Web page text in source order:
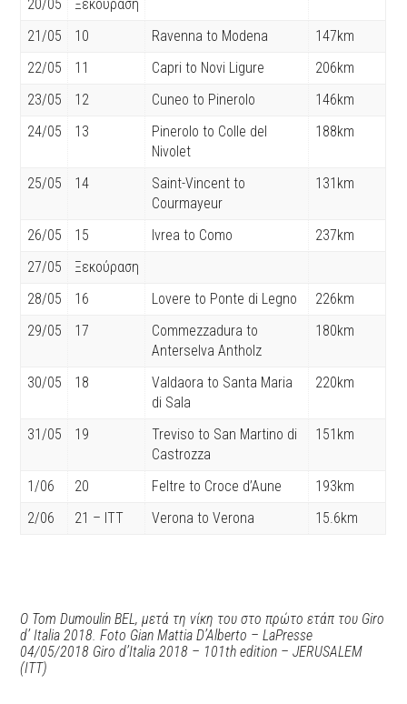
20/05
Ξεκούραση
21/05
10 Ravenna to Modena
147km
22/05
11 Capri to Novi Ligure
206km
23/05
12 Cuneo to Pinerolo
146km
24/05
13
Pinerolo to Colle del
Nivolet
188km
25/05 14
Saint-Vincent to
Courmayeur
131km
26/05 15 Ivrea to Como
237km
27/05
Ξεκούραση
28/05
16 Lovere to Ponte di Legno
226km
29/05
17
Commezzadura to
Anterselva Antholz
180km
30/05 18
Valdaora to Santa Maria
di Sala
220km
31/05 19
Treviso to San Martino di
Castrozza
151km
1/06 20 Feltre to Croce d’Aune
193km
2/06
21 – ITT Verona to Verona 15.6km
O Tom Dumoulin BEL, μετά τη νίκη του στο πρώτο ετάπ του Giro
d’ Italia 2018. Foto Gian Mattia D’Alberto – LaPresse
04/05/2018 Giro d’Italia 2018 – 101th edition – JERUSALEM
(ITT)